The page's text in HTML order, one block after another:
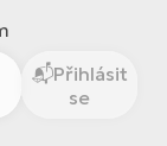
Přihlásit
se